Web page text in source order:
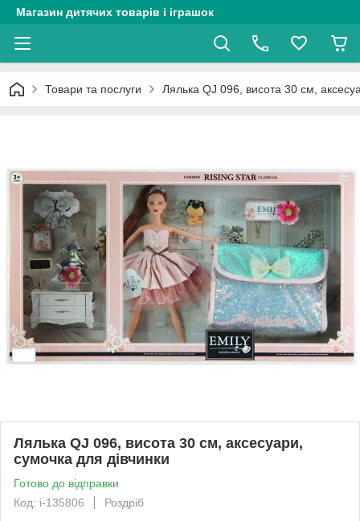
Магазин дитячих товарів і іграшок
Товари та послуги Лялька QJ 096, висота 30 см,
Лялька QJ 096, висота 30 см, аксесуари,
сумочка для дівчинки
Готово до відправки
Код: i-135806
Роздріб